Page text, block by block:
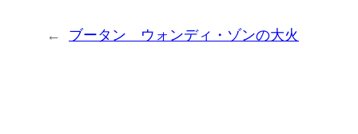
← ブータン ウォンディ・ゾンの大火